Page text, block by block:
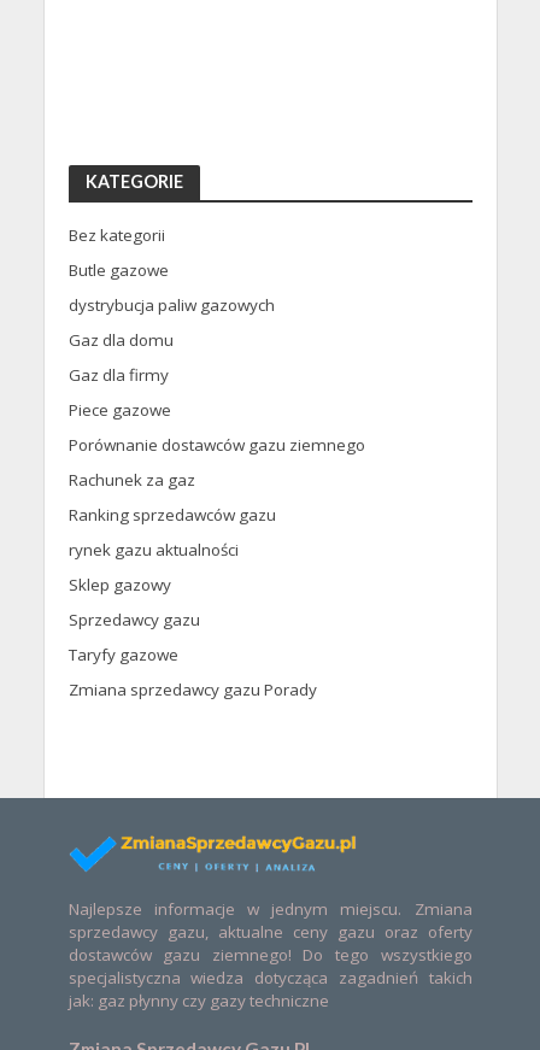
KATEGORIE
Bez kategorii
Butle gazowe
dystrybucja paliw gazowych
Gaz dla domu
Gaz dla firmy
Piece gazowe
Porównanie dostawców gazu ziemnego
Rachunek za gaz
Ranking sprzedawców gazu
rynek gazu aktualności
Sklep gazowy
Sprzedawcy gazu
Taryfy gazowe
Zmiana sprzedawcy gazu Porady
Najlepsze informacje w jednym miejscu. Zmiana
sprzedawcy gazu, aktualne ceny gazu oraz oferty
dostawców gazu ziemnego! Do tego wszystkiego
specjalistyczna wiedza dotycząca zagadnień takich
jak: gaz płynny czy gazy techniczne